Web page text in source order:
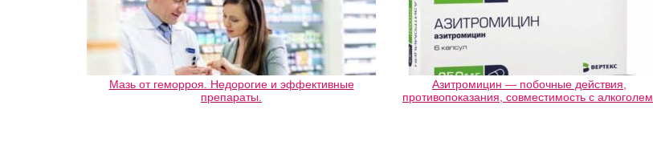
Мазь от геморроя. Недорогие и эффективные
препараты.
Азитромицин — побочные действия,
противопоказания, совместимость с алкоголем.